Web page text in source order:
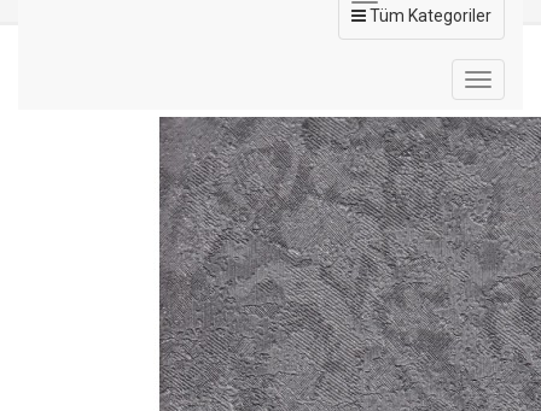
Tüm Kategoriler